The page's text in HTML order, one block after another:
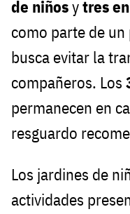
de niñosytres
como parte de
busca evitar la
compañeros. Los
permanecen en
resguardo
Los jardines de
actividades